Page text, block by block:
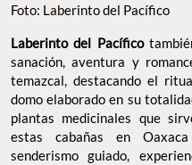
Foto: Laberinto del Pacífico
Laberinto del Pacífico
sanación, aventura y
temazcal, destacando el
domo elaborado en su
plantas medicinales que
estas cabañas en
senderismo guiado,